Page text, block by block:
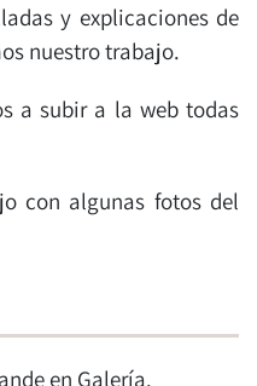
y explicaciones de
nuestro trabajo.
a subir a la web todas
con algunas fotos del
en Galería.